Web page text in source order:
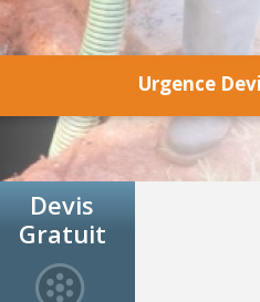
Urgence
Devis
Gratuit